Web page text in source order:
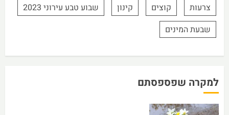
צרעות
קוצים קינון
שבוע טבע עירוני 2023
שבעת המינים
למקרה שפספסתם